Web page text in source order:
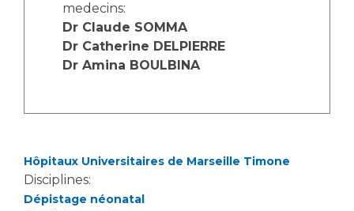
Transports sanitaires
Vos droits, vos devoirs
Pôle Médecine Physique et Réadaptation
Accueil sourds et malentendants
Charte Romain Jacob
Écoles et Instituts de Formation
Plateforme des internes
Professionnels de santé
medecins:
Dr Claude SOMMA
Dr Catherine DELPIERRE
Dr Amina BOULBINA
Hôpitaux Universitaires de Marseille Timone
Disciplines:
Dépistage néonatal